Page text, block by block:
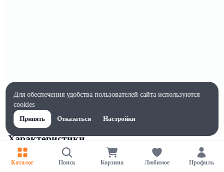
Характеристики
Ширина, мм
120
Каталог Поиск Корзина Любимое Профиль
Для обеспечения удобства пользователей сайта используются
cookies
Принять
Отказаться Настройки